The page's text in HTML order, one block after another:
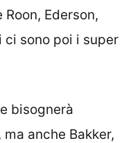
Ederson,
ci sono poi i super
bisognerà
, ma anche Bakker,